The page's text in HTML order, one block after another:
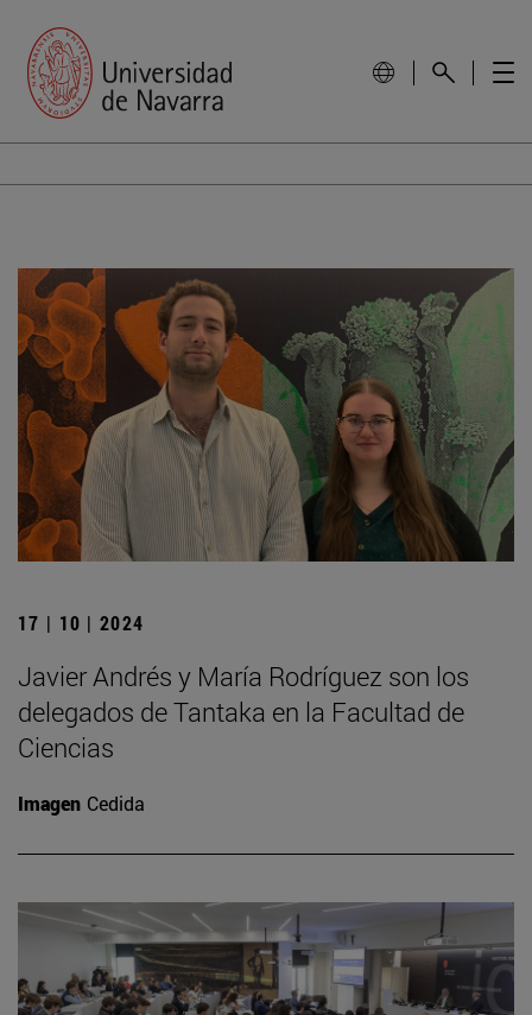
17 | 10 | 2024
Javier Andrés y María Rodríguez son los
delegados de Tantaka en la Facultad de
Ciencias
Imagen Cedida